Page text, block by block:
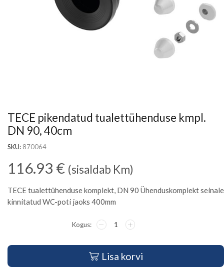
TECE pikendatud tualettühenduse kmpl.
DN 90, 40cm
SKU: 870064
116.93 € (sisaldab Km)
TECE tualettühenduse komplekt, DN 90 Ühenduskomplekt seinale
kinnitatud WC-poti jaoks 400mm
Lisa korvi